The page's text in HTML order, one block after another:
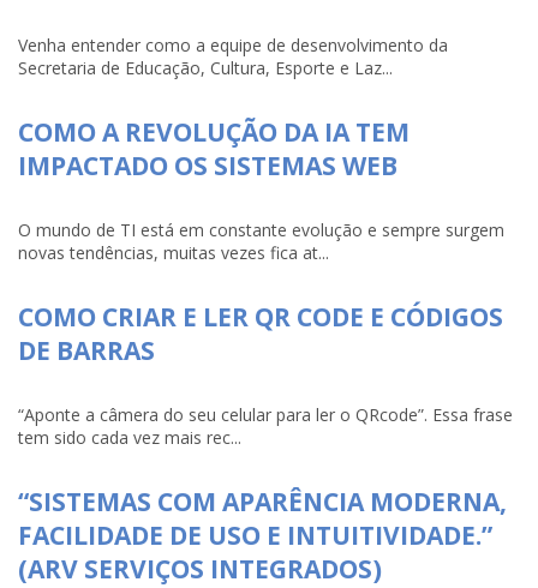
Venha entender como a equipe de desenvolvimento da
Secretaria de Educação, Cultura, Esporte e Laz...
COMO A REVOLUÇÃO DA IA TEM
IMPACTADO OS SISTEMAS WEB
O mundo de TI está em constante evolução e sempre surgem
novas tendências, muitas vezes fica at...
COMO CRIAR E LER QR CODE E CÓDIGOS
DE BARRAS
“Aponte a câmera do seu celular para ler o QRcode”. Essa frase
tem sido cada vez mais rec...
“SISTEMAS COM APARÊNCIA MODERNA,
FACILIDADE DE USO E INTUITIVIDADE.”
(ARV SERVIÇOS INTEGRADOS)